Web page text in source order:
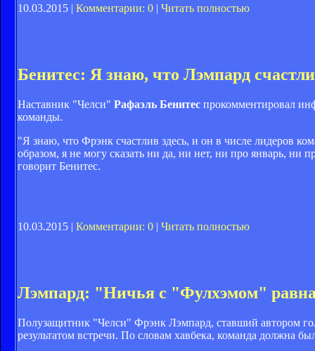
10.03.2015 | Комментарии: 0 | Читать полностью
Бенитес: Я знаю, что Лэмпард
Наставник "Челси" Рафаэль Бенитес прокомментировал
команды.
"Я знаю, что Фрэнк счастлив здесь, и он в числе лидеров
образом, я не могу сказать ни да, ни нет, ни про январь, ни
говорит Бенитес.
10.03.2015 | Комментарии: 0 | Читать полностью
Лэмпард: "Ничья с "Фулхэмом"
Полузащитник "Челси" Фрэнк Лэмпард, ставший автором
результатом встречи. По словам хавбека, команда должна